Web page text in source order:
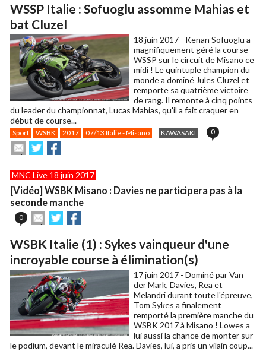
à
un
ami
WSSP Italie : Sofuoglu assomme Mahias et
bat Cluzel
18 juin 2017 - Kenan Sofuoglu a
magnifiquement géré la course
WSSP sur le circuit de Misano ce
midi ! Le quintuple champion du
monde a dominé Jules Cluzel et
remporte sa quatrième victoire
de rang. Il remonte à cinq points
du leader du championnat, Lucas Mahias, qu'il a fait craquer en
début de course...
Sport WSBK 2017 07/13 Italie - Misano KAWASAKI 0
Envoyer
cet
à
un
ami
Partager
sur
sur
MNC Live 18 juin 2017
[Vidéo] WSBK Misano : Davies ne participera pas à la
seconde manche
0
Envoyer
cet
à
un
ami
Partager
sur sur
WSBK Italie (1) : Sykes vainqueur d'une
incroyable course à élimination(s)
17 juin 2017 - Dominé par Van
der Mark, Davies, Rea et
Melandri durant toute l'épreuve,
Tom Sykes a finalement
remporté la première manche du
WSBK 2017 à Misano ! Lowes a
lui aussi la chance de monter sur
le podium, devant le miraculé Rea. Davies, lui, a pris un vilain coup...